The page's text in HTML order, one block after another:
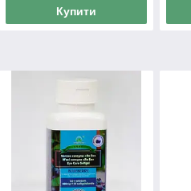
Купити